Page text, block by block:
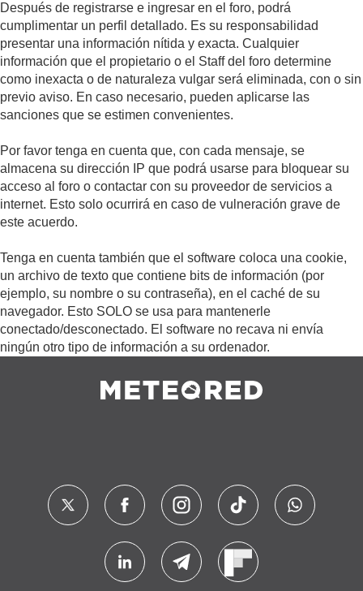
Después de registrarse e ingresar en el foro, podrá
cumplimentar un perfil detallado. Es su responsabilidad
presentar una información nítida y exacta. Cualquier
información que el propietario o el Staff del foro determine
como inexacta o de naturaleza vulgar será eliminada, con o sin
previo aviso. En caso necesario, pueden aplicarse las
sanciones que se estimen convenientes.
Por favor tenga en cuenta que, con cada mensaje, se
almacena su dirección IP que podrá usarse para bloquear su
acceso al foro o contactar con su proveedor de servicios a
internet. Esto solo ocurrirá en caso de vulneración grave de
este acuerdo.
Tenga en cuenta también que el software coloca una cookie,
un archivo de texto que contiene bits de información (por
ejemplo, su nombre o su contraseña), en el caché de su
navegador. Esto SOLO se usa para mantenerle
conectado/desconectado. El software no recava ni envía
ningún otro tipo de información a su ordenador.